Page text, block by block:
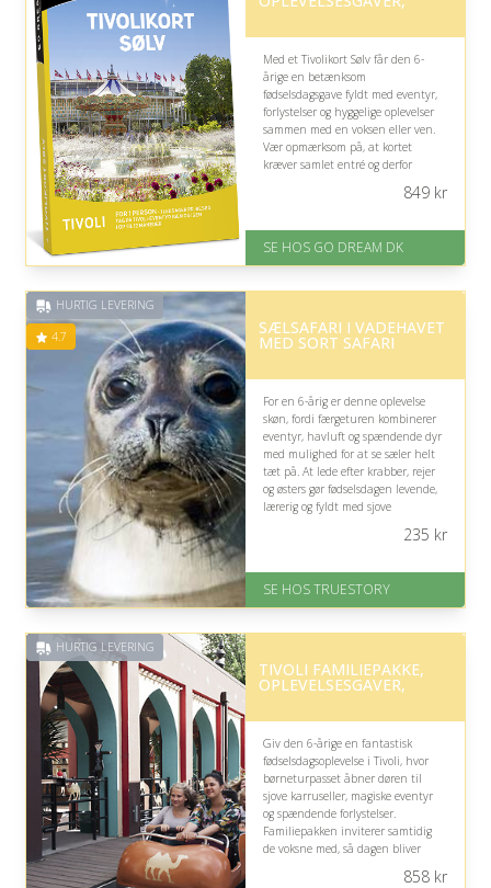
Med et Tivolikort Sølv får den 6-
årige en betænksom
fødselsdagsgave fyldt med eventyr,
forlystelser og hyggelige oplevelser
sammen med en voksen eller ven.
Vær opmærksom på, at kortet
kræver samlet entré og derfor
På lager
Levering: E-gavekort kan leveres
849kr
SE HOS GO DREAM DK
HURTIG LEVERING
4.7 SÆLSAFARI I VADEHAVET
MED SORT SAFARI
For en 6-årig er denne oplevelse
skøn, fordi færgeturen kombinerer
eventyr, havluft og spændende dyr
med mulighed for at se sæler helt
tæt på. At lede efter krabber, rejer
og østers gør fødselsdagen levende,
lærerig og fyldt med sjove
Eller lav digitalt gavekort med det
Fremragende Trustpilot rating
235 kr
SE HOS TRUESTORY
HURTIG LEVERING
TIVOLI FAMILIEPAKKE,
OPLEVELSESGAVER,
Giv den 6-årige en fantastisk
fødselsdagsoplevelse i Tivoli, hvor
børneturpasset åbner døren til
sjove karruseller, magiske eventyr
og spændende forlystelser.
Familiepakken inviterer samtidig
de voksne med, så dagen bliver
858kr